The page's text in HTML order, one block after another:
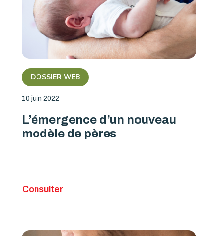
DOSSIER WEB
10 juin 2022
L’émergence d’un nouveau
modèle de pères
Consulter